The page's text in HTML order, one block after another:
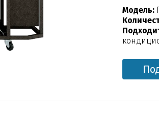
Модель: